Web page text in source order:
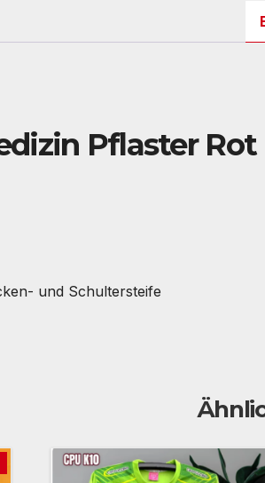
Pflaster Rot
und Schultersteife